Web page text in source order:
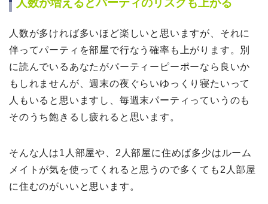
『相手に無視されたらどうしよう』…
人数が増えるとパーティのリスクも上がる
人数が多ければ多いほど楽しいと思いますが、それに
伴ってパーティを部屋で行なう確率も上がります。別
に読んでいるあなたがパーティーピーポーなら良いか
もしれませんが、週末の夜ぐらいゆっくり寝たいって
人もいると思いますし、毎週末パーティっていうのも
そのうち飽きるし疲れると思います。
そんな人は1人部屋や、2人部屋に住めば多少はルーム
メイトが気を使ってくれると思うので多くても2人部屋
に住むのがいいと思います。